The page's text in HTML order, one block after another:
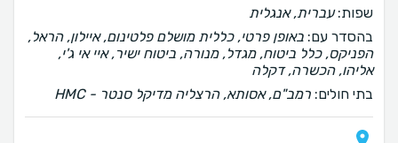
שפות:עברית, אנגלית
בהסדר עם: באופן פרטי, כללית מושלם פלטינום, איילון, הראל,
הפניקס, כלל ביטוח, מגדל, מנורה, ביטוח ישיר, איי אי ג'י,
אליהו, הכשרה, דקלה
בתי חולים: רמב"ם, אסותא, הרצליה מדיקל סנטר - HMC